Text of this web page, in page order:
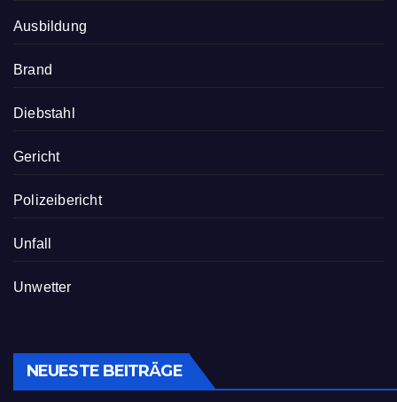
Ausbildung
Brand
Diebstahl
Gericht
Polizeibericht
Unfall
Unwetter
NEUESTE BEITRÄGE